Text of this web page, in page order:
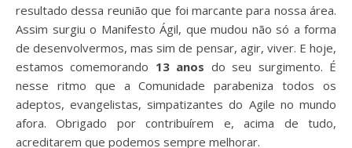
resultado dessa reunião que foi marcante para nossa área.
Assim surgiu o Manifesto Ágil, que mudou não só a forma
de desenvolvermos, mas sim de pensar, agir, viver. E hoje,
estamos comemorando 13 anos do seu surgimento. É
nesse ritmo que a Comunidade parabeniza todos os
adeptos, evangelistas, simpatizantes do Agile no mundo
afora. Obrigado por contribuírem e, acima de tudo,
acreditarem que podemos sempre melhorar.